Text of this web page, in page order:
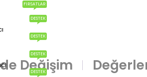
FIRSATLAR
DESTEK
DESTEK
DESTEK
DESTEK
Değişim